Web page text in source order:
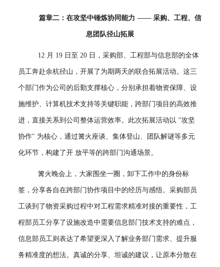
篇章二：在攻坚中锤炼协同能力 —— 采购、工程、信
息团队径山拓展
12 月 19 日至 20 日，采购部、工程部与信息部的全体
员工奔赴余杭径山，开展了为期两天的联合拓展活动。这三
个部门作为公司的后勤支撑核心，分别承担着物资保障、设
施维护、计算机技术支持等关键职能，跨部门项目的高效推
进，直接关系到公司整体运营效率。此次拓展活动以 "攻坚
协作" 为核心，通过篝火座谈、集体登山、团队解谜等多元
化环节，构建了开 放平等的跨部门沟通场景。
篝火晚会上，大家围坐一圈，卸下工作中的身份标
签，分享各自在跨部门协作项目中的经历与感悟。采购部员
工谈到了物资采购过程中对工程需求精准对接的重要性，工
程部员工分享了设施改造中需要信息部门技术支持的难点，
信息部员工则表达了希望更深入了解业务部门需求、提升服
务精准度的想法。真诚的分享、坦诚的建议，让原本分散在